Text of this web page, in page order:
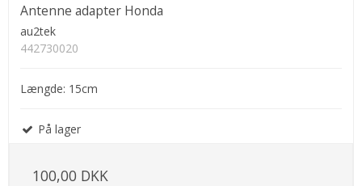
Antenne adapter Honda
au2tek
442730020
Længde: 15cm
På lager
100,00 DKK